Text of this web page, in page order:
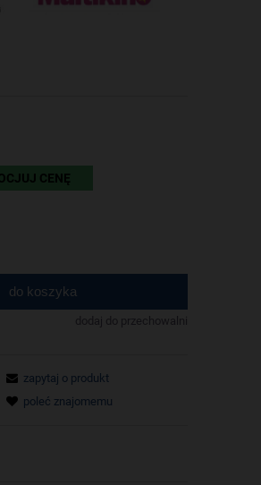
CENĘ
do koszyka
dodaj do przechowalni
zapytaj o produkt
poleć znajomemu